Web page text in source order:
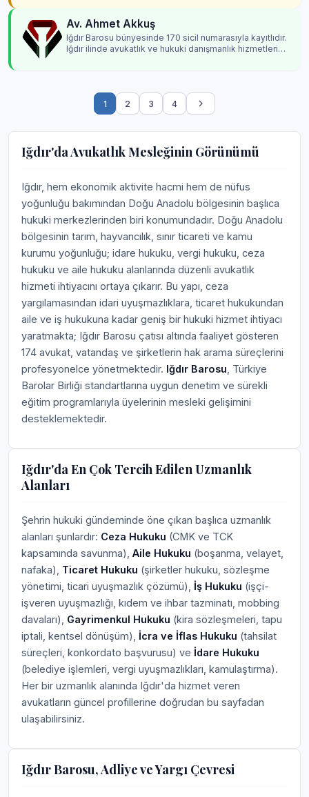
Av. Ahmet Akkuş
Iğdır Barosu bünyesinde 170 sicil numarasıyla kayıtlıdır.
Iğdır ilinde avukatlık ve hukuki danışmanlık hizmetleri
1 2 3 4
Iğdır'da Avukatlık Mesleğinin Görünümü
Iğdır, hem ekonomik aktivite hacmi hem de nüfus
yoğunluğu bakımından Doğu Anadolu bölgesinin başlıca
hukuki merkezlerinden biri konumundadır. Doğu Anadolu
bölgesinin tarım, hayvancılık, sınır ticareti ve kamu
kurumu yoğunluğu; idare hukuku, vergi hukuku, ceza
hukuku ve aile hukuku alanlarında düzenli avukatlık
hizmeti ihtiyacını ortaya çıkarır. Bu yapı, ceza
yargılamasından idari uyuşmazlıklara, ticaret hukukundan
aile ve iş hukukuna kadar geniş bir hukuki hizmet ihtiyacı
yaratmakta; Iğdır Barosu çatısı altında faaliyet gösteren
174 avukat, vatandaş ve şirketlerin hak arama süreçlerini
profesyonelce yönetmektedir. Iğdır Barosu , Türkiye
Barolar Birliği standartlarına uygun denetim ve sürekli
eğitim programlarıyla üyelerinin mesleki gelişimini
desteklemektedir.
Iğdır'da En Çok Tercih Edilen Uzmanlık
Alanları
Şehrin hukuki gündeminde öne çıkan başlıca uzmanlık
alanları şunlardır: Ceza Hukuku (CMK ve TCK
kapsamında savunma), Aile Hukuku (boşanma, velayet,
nafaka), Ticaret Hukuku (şirketler hukuku, sözleşme
yönetimi, ticari uyuşmazlık çözümü), İş Hukuku (işçi-
işveren uyuşmazlığı, kıdem ve ihbar tazminatı, mobbing
davaları), Gayrimenkul Hukuku (kira sözleşmeleri, tapu
iptali, kentsel dönüşüm), İcra ve İflas Hukuku (tahsilat
süreçleri, konkordato başvurusu) ve İdare Hukuku
(belediye işlemleri, vergi uyuşmazlıkları, kamulaştırma).
Her bir uzmanlık alanında Iğdır'da hizmet veren
avukatların güncel profillerine doğrudan bu sayfadan
ulaşabilirsiniz.
Iğdır Barosu, Adliye ve Yargı Çevresi